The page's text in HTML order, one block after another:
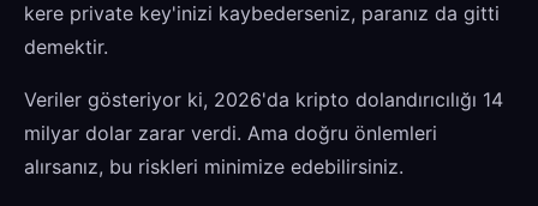
kere private key'inizi kaybederseniz, paranız da gitti
demektir.
Veriler gösteriyor ki, 2026'da kripto dolandırıcılığı 14
milyar dolar zarar verdi. Ama doğru önlemleri
alırsanız, bu riskleri minimize edebilirsiniz.